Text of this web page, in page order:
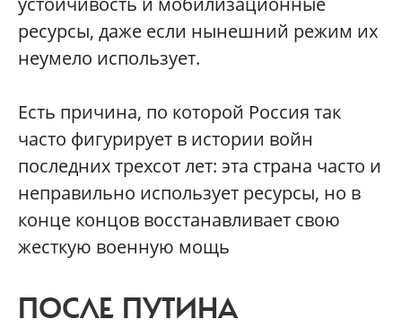
ресурсы, даже если нынешний режим их
неумело использует.
Есть причина, по которой Россия так
часто фигурирует в истории войн
последних трехсот лет: эта страна часто и
неправильно использует ресурсы, но в
конце концов восстанавливает свою
жесткую военную мощь
ПОСЛЕ ПУТИНА